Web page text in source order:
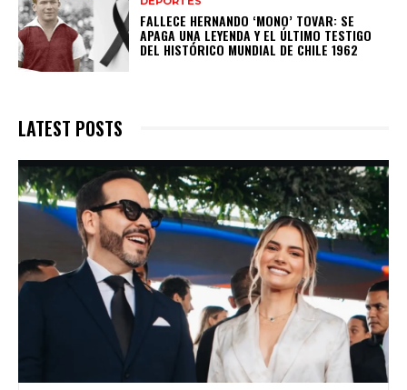
FALLECE HERNANDO ‘MONO’ TOVAR: SE
APAGA UNA LEYENDA Y EL ÚLTIMO TESTIGO
DEL HISTÓRICO MUNDIAL DE CHILE 1962
LATEST POSTS